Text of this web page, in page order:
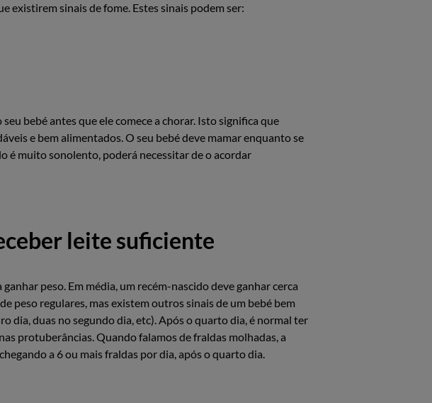
existirem sinais de fome. Estes sinais podem ser:
bebé antes que ele comece a chorar. Isto significa que
e bem alimentados. O seu bebé deve mamar enquanto se
é muito sonolento, poderá necessitar de o acordar
leite suficiente
peso. Em média, um recém-nascido deve ganhar cerca
peso regulares, mas existem outros sinais de um bebé bem
dia, duas no segundo dia, etc). Após o quarto dia, é normal ter
protuberâncias. Quando falamos de fraldas molhadas, a
a 6 ou mais fraldas por dia, após o quarto dia.